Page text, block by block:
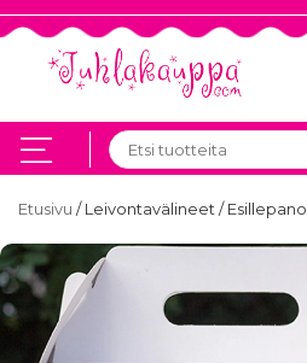
Etusivu /Leivontavälineet/Esillepano